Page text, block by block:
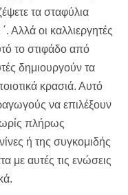
τα σταφύλια
Αλλά οι καλλιεργητές
το στιφάδο από
δημιουργούν τα
κρασιά. Αυτό
να επιλέξουν
πλήρως
ή της συγκομιδής
με αυτές τις ενώσεις